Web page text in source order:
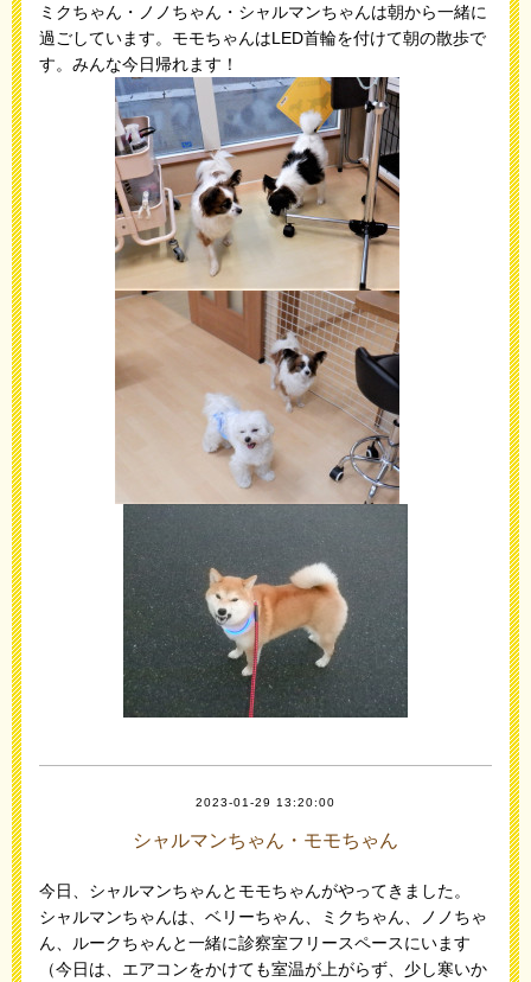
ミクちゃん・ノノちゃん・シャルマンちゃんは朝から一緒に
過ごしています。モモちゃんはLED首輪を付けて朝の散歩で
す。みんな今日帰れます！
2023-01-29 13:20:00
シャルマンちゃん・モモちゃん
今日、シャルマンちゃんとモモちゃんがやってきました。
シャルマンちゃんは、ベリーちゃん、ミクちゃん、ノノちゃ
ん、ルークちゃんと一緒に診察室フリースペースにいます
（今日は、エアコンをかけても室温が上がらず、少し寒いか